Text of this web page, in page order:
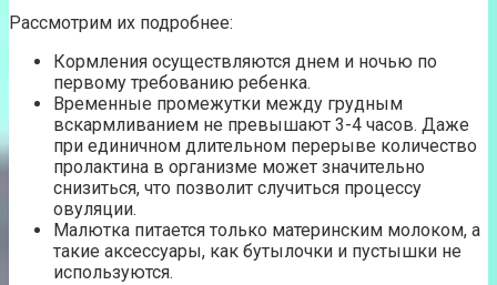
Рассмотрим их подробнее:
Кормления осуществляются днем и ночью по
первому требованию ребенка.
Временные промежутки между грудным
вскармливанием не превышают 3-4 часов. Даже
при единичном длительном перерыве количество
пролактина в организме может значительно
снизиться, что позволит случиться процессу
овуляции.
Малютка питается только материнским молоком, а
такие аксессуары, как бутылочки и пустышки не
используются.